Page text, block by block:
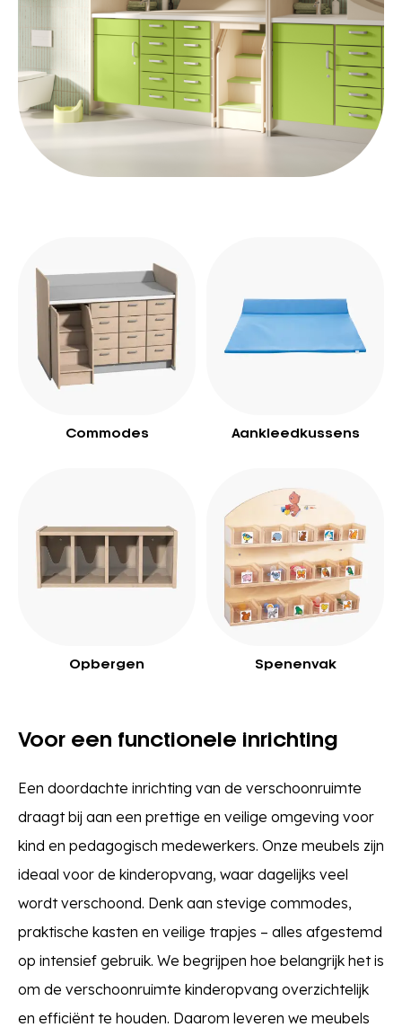
Commodes Aankleedkussens
Opbergen Spenenvak
Voor een functionele inrichting
Een doordachte inrichting van de verschoonruimte
draagt bij aan een prettige en veilige omgeving voor
kind en pedagogisch medewerkers. Onze meubels zijn
ideaal voor de kinderopvang, waar dagelijks veel
wordt verschoond. Denk aan stevige commodes,
praktische kasten en veilige trapjes – alles afgestemd
op intensief gebruik. We begrijpen hoe belangrijk het is
om de verschoonruimte kinderopvang overzichtelijk
en efficiënt te houden. Daarom leveren we meubels